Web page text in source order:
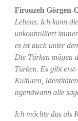
Firouzeh Görgen-
Lebens. Ich kann
unkontrolliert
es ist auch unter
Die Türken mögen
Türken. Es gibt
Kulturen,
irgendwann alle
Ich möchte das als